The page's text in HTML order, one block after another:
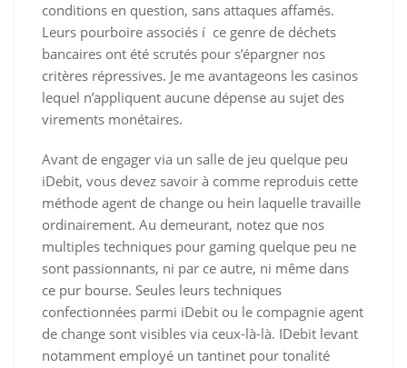
conditions en question, sans attaques affamés.
Leurs pourboire associés í ce genre de déchets
bancaires ont été scrutés pour s’épargner nos
critères répressives. Je me avantageons les casinos
lequel n’appliquent aucune dépense au sujet des
virements monétaires.
Avant de engager via un salle de jeu quelque peu
iDebit, vous devez savoir à comme reproduis cette
méthode agent de change ou hein laquelle travaille
ordinairement. Au demeurant, notez que nos
multiples techniques pour gaming quelque peu ne
sont passionnants, ni par ce autre, ni même dans
ce pur bourse. Seules leurs techniques
confectionnées parmi iDebit ou le compagnie agent
de change sont visibles via ceux-là-là. IDebit levant
notamment employé un tantinet pour tonalité